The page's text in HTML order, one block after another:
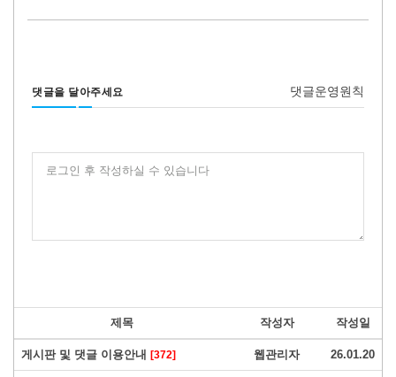
댓글을 달아주세요 댓글운영원칙
로그인 후 작성하실 수 있습니다
제목 작성자 작성일
게시판 및 댓글 이용안내 [372] 웹관리자 26.01.20